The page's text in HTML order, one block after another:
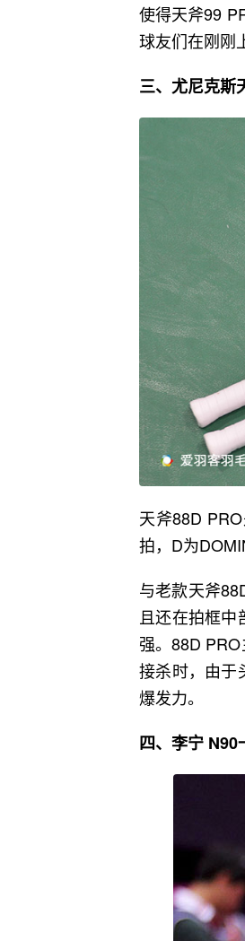
使得天斧99
球友们在刚刚
三、尤尼克斯
天斧88D
拍，D为
与老款天斧
且还在拍框
强。88D
接杀时，由于
爆发力。
四、李宁 N90